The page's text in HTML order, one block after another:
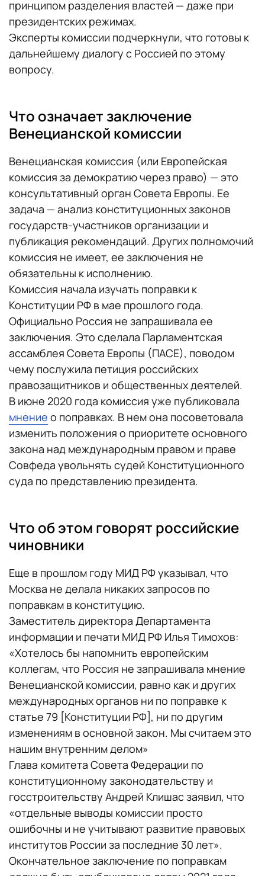
принципом разделения властей — даже при
президентских режимах.
Эксперты комиссии подчеркнули, что готовы к
дальнейшему диалогу с Россией по этому
вопросу.
Что означает заключение
Венецианской комиссии
Венецианская комиссия (или Европейская
комиссия за демократию через право) — это
консультативный орган Совета Европы. Ее
задача — анализ конституционных законов
государств-участников организации и
публикация рекомендаций. Других полномочий
комиссия не имеет, ее заключения не
обязательны к исполнению.
Комиссия начала изучать поправки к
Конституции РФ в мае прошлого года.
Официально Россия не запрашивала ее
заключения. Это сделала Парламентская
ассамблея Совета Европы (ПАСЕ), поводом
чему послужила петиция российских
правозащитников и общественных деятелей.
В июне 2020 года комиссия уже публиковала
мнение о поправках. В нем она посоветовала
изменить положения о приоритете основного
закона над международным правом и праве
Совфеда увольнять судей Конституционного
суда по представлению президента.
Что об этом говорят российские
чиновники
Еще в прошлом году МИД РФ указывал, что
Москва не делала никаких запросов по
поправкам в конституцию.
Заместитель директора Департамента
информации и печати МИД РФ Илья Тимохов:
«Хотелось бы напомнить европейским
коллегам, что Россия не запрашивала мнение
Венецианской комиссии, равно как и других
международных органов ни по поправке к
статье 79 [Конституции РФ], ни по другим
изменениям в основной закон. Мы считаем это
нашим внутренним делом»
Глава комитета Совета Федерации по
конституционному законодательству и
госстроительству Андрей Клишас заявил, что
«отдельные выводы комиссии просто
ошибочны и не учитывают развитие правовых
институтов России за последние 30 лет».
Окончательное заключение по поправкам